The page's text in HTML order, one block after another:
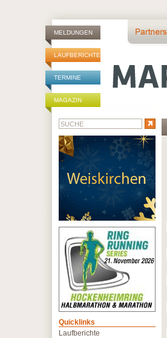
MELDUNGEN
LAUFBERICHTE
TERMINE
MAGAZIN
Quicklinks
Laufberichte